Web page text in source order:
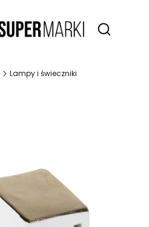
Otwórz
Lampy i świeczniki